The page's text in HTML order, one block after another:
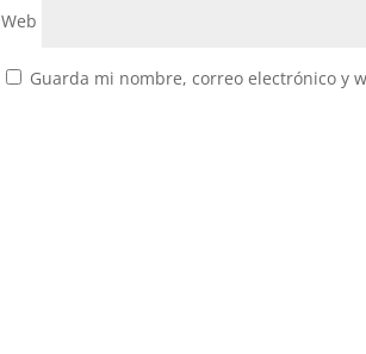
Web
Guarda mi nombre, correo electrónico y